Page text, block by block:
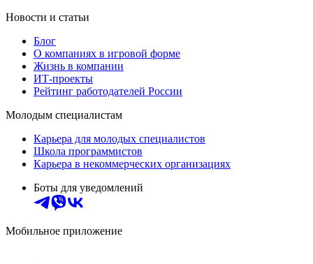
Новости и статьи
Блог
О компаниях в игровой форме
Жизнь в компании
ИТ-проекты
Рейтинг работодателей России
Молодым специалистам
Карьера для молодых специалистов
Школа программистов
Карьера в некоммерческих организациях
Боты для уведомлений
Мобильное приложение